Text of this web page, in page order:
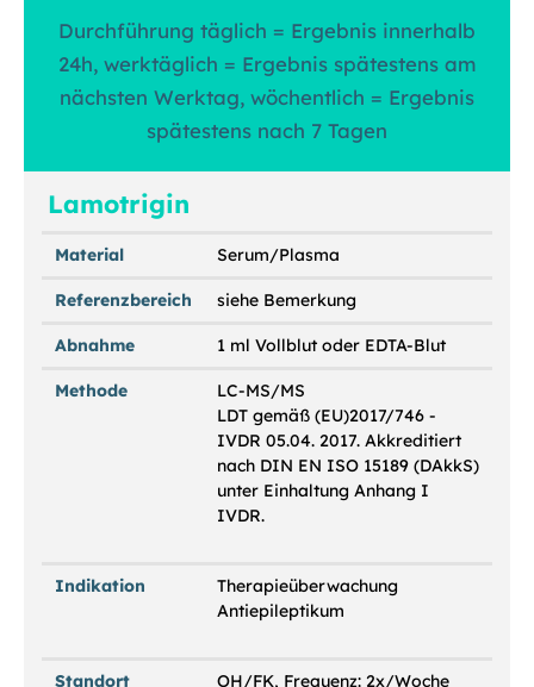
Durchführung täglich = Ergebnis innerhalb
24h, werktäglich = Ergebnis spätestens am
nächsten Werktag, wöchentlich = Ergebnis
spätestens nach 7 Tagen
Lamotrigin
Material Serum/Plasma
Referenzbereich siehe Bemerkung
Abnahme 1 ml Vollblut oder EDTA-Blut
Methode
LC-MS/MS
LDT gemäß (EU)2017/746 -
IVDR 05.04. 2017. Akkreditiert
nach DIN EN ISO 15189 (DAkkS)
unter Einhaltung Anhang I
IVDR.
Indikation
Therapieüberwachung
Antiepileptikum
Standort OH/FK, Frequenz: 2x/Woche